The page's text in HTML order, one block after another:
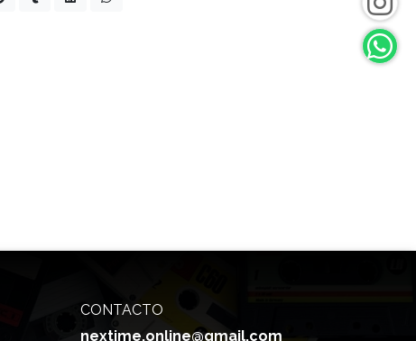
CONTACTO
nextime.online@gmail.com